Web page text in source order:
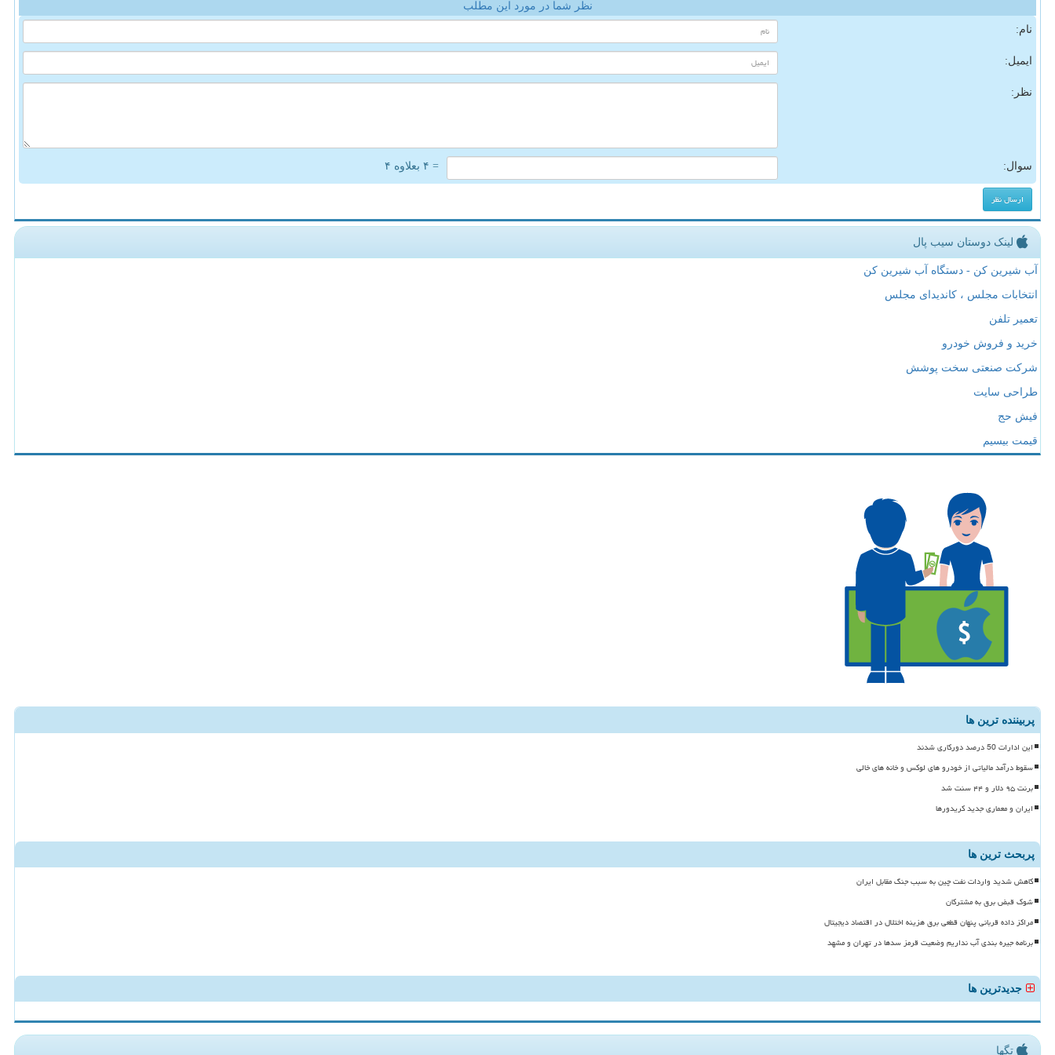
نظر شما در مورد این مطلب
نام:
ایمیل:
نظر:
سوال: = ۴ بعلاوه ۴
لینک دوستان سیب پال
آب شیرین کن - دستگاه آب شیرین کن
انتخابات مجلس ، کاندیدای مجلس
تعمیر تلفن
خرید و فروش خودرو
شرکت صنعتی سخت پوشش
طراحی سایت
فیش حج
قیمت بیسیم
پربیننده ترین ها
این ادارات 50 درصد دورکاری شدند
سقوط درآمد مالیاتی از خودرو های لوکس و خانه های خالی
برنت ۹۵ دلار و ۴۴ سنت شد
ایران و معماری جدید کریدورها
پربحث ترین ها
کاهش شدید واردات نفت چین به سبب جنگ مقابل ایران
شوک قبض برق به مشترکان
مراکز داده قربانی پنهان قطعی برق هزینه اختلال در اقتصاد دیجیتال
برنامه جیره بندی آب نداریم وضعیت قرمز سدها در تهران و مشهد
جدیدترین ها
تگها